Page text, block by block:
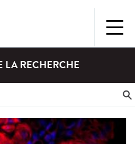
LA RECHERCHE